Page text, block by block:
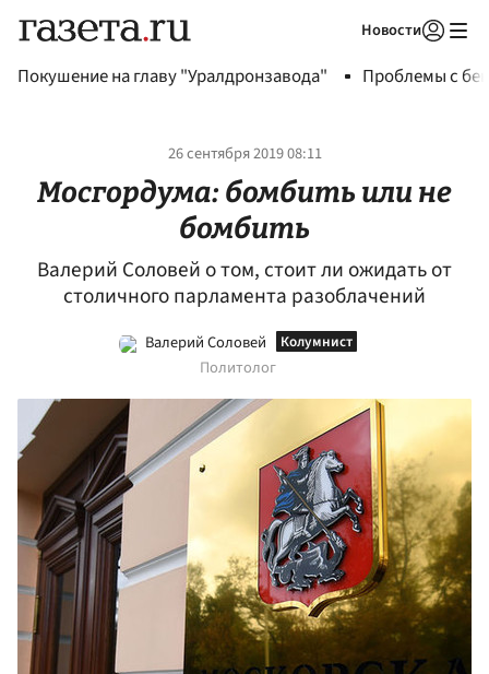
Новости
Покушение на главу "Уралдронзавода" Проблемы с
26 сентября 2019 08:11
Мосгордума: бомбить или не
бомбить
Валерий Соловей о том, стоит ли ожидать от
столичного парламента разоблачений
Валерий Соловей
Политолог